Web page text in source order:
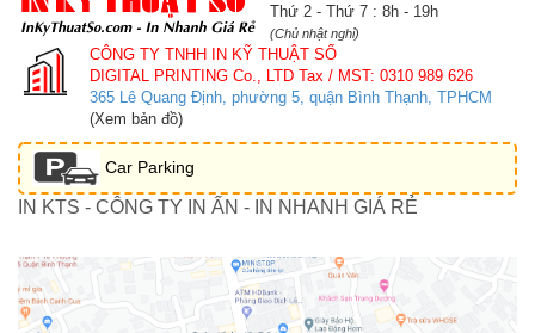
Thứ 2 - Thứ 7 : 8h - 19h
(Chủ nhật nghỉ)
CÔNG TY TNHH IN KỸ THUẬT SỐ
DIGITAL PRINTING Co., LTD Tax / MST: 0310 989 626
365 Lê Quang Định, phường 5, quận Bình Thạnh, TPHCM
(Xem bản đồ)
Car Parking
IN KTS - CÔNG TY IN ẤN - IN NHANH GIÁ RẺ